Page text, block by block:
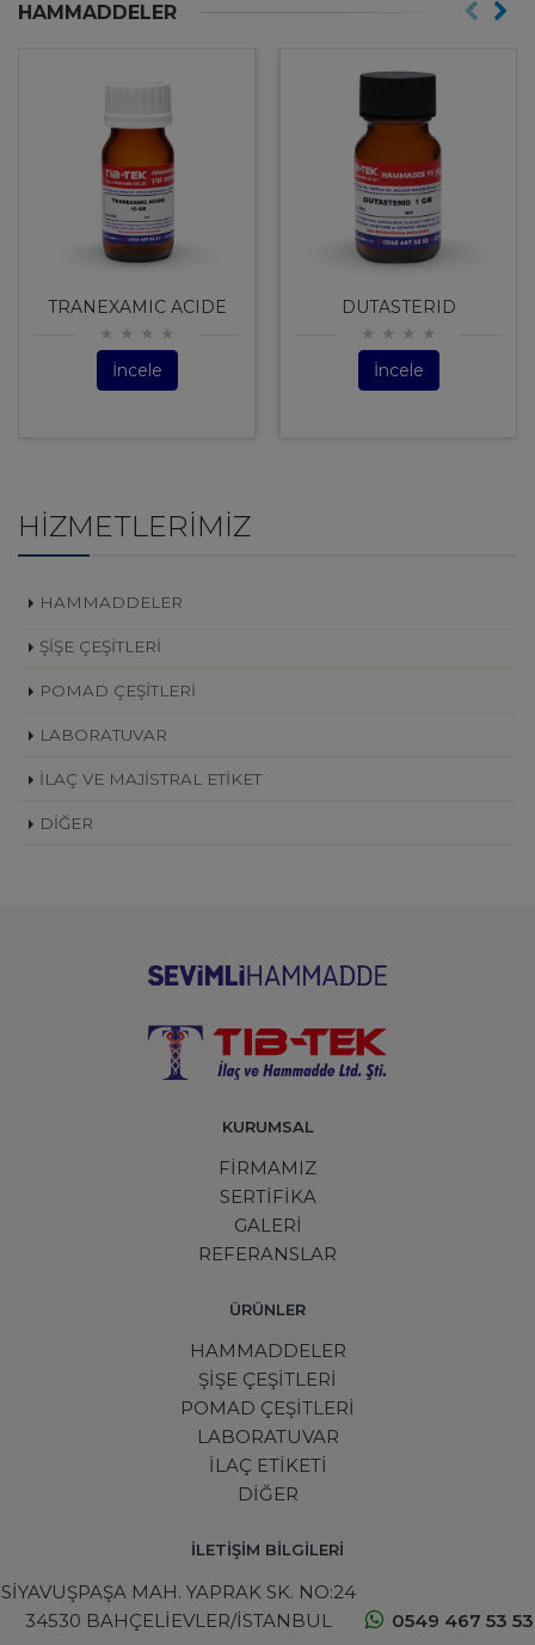
HAMMADDELER
TRANEXAMIC ACIDE
İncele
DUTASTERID
İncele
HIZMETLERIMIZ
HAMMADDELER
ŞİŞE ÇEŞİTLERİ
POMAD ÇEŞİTLERİ
LABORATUVAR
İLAÇ VE MAJİSTRAL ETİKET
DİĞER
KURUMSAL
FİRMAMIZ
SERTİFİKA
GALERİ
REFERANSLAR
ÜRÜNLER
HAMMADDELER
ŞİŞE ÇEŞİTLERİ
POMAD ÇEŞİTLERİ
LABORATUVAR
İLAÇ ETİKETİ
DİĞER
İLETİŞİM BİLGİLERİ
SİYAVUŞPAŞA MAH. YAPRAK SK. NO:24
34530 BAHÇELİEVLER/İSTANBUL
0549 467 53 53